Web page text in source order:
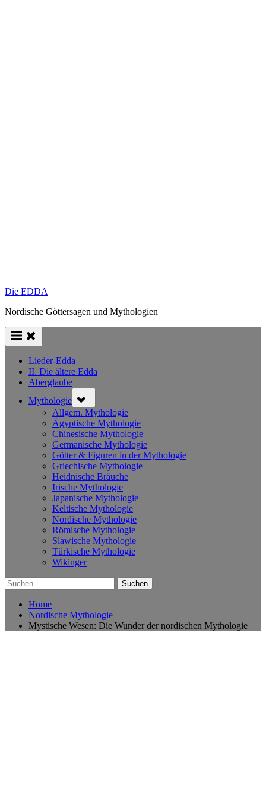
Die EDDA
Nordische Göttersagen und Mythologien
Lieder-Edda
II. Die ältere Edda
Aberglaube
Mythologie sub-
menu
Allgem. Mythologie
Ägyptische Mythologie
Chinesische Mythologie
Germanische Mythologie
Götter & Figuren in der Mythologie
Griechische Mythologie
Heidnische Bräuche
Irische Mythologie
Japanische Mythologie
Keltische Mythologie
Nordische Mythologie
Römische Mythologie
Slawische Mythologie
Türkische Mythologie
Wikinger
Suchen
nach:
Home
Nordische Mythologie
Mystische Wesen: Die Wunder der nordischen Mythologie